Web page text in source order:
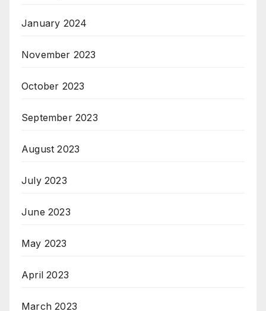
January 2024
November 2023
October 2023
September 2023
August 2023
July 2023
June 2023
May 2023
April 2023
March 2023